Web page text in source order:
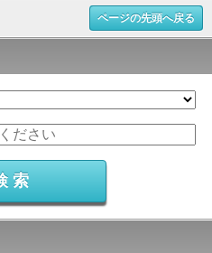
ページの先頭へ戻る